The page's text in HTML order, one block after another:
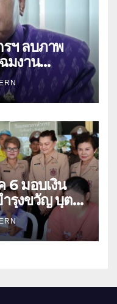
ฯ ลบภาพ
มงาน
งแคว 69” มุ่ง
นวัตกรรม-จับ
สู่สากล (คลิป)
6 มอบเงิน
ำรุงขวัญ บุตร-